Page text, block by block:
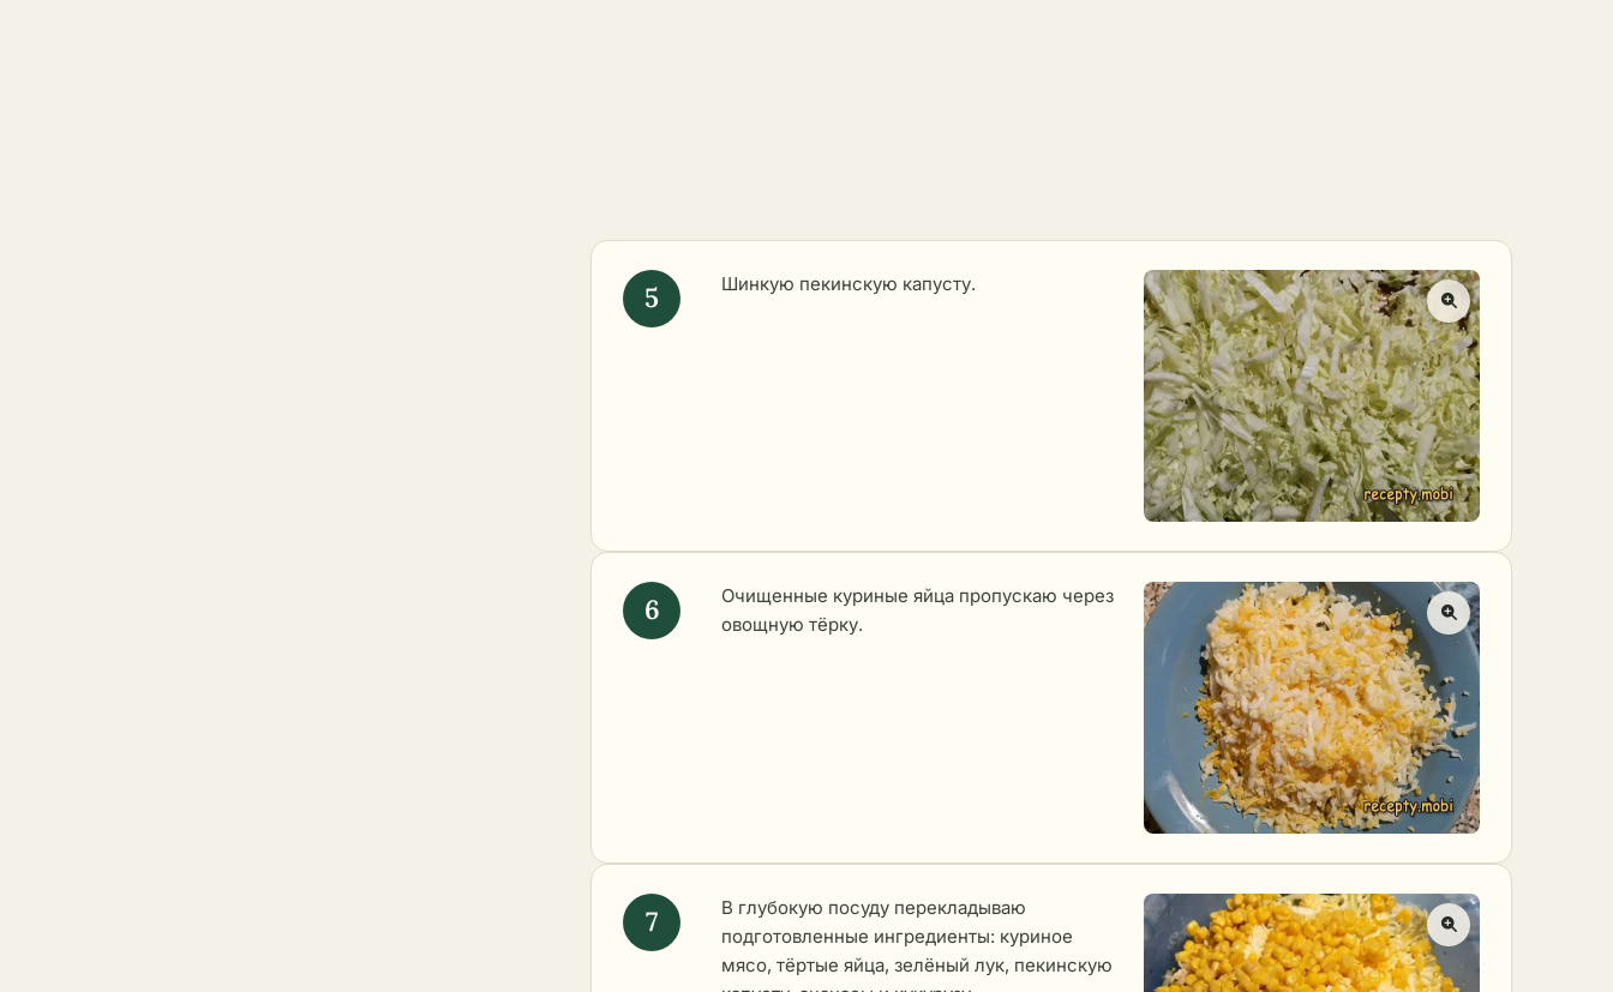
Шинкую пекинскую капусту.
Очищенные куриные яйца пропускаю через
овощную тёрку.
В глубокую посуду перекладываю
подготовленные ингредиенты: куриное
мясо, тёртые яйца, зелёный лук, пекинскую